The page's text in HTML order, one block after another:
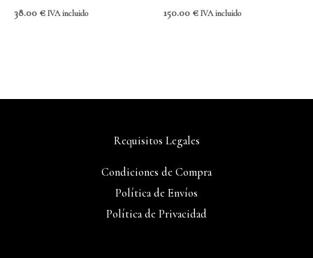
38.00 € IVA incluido 150.00 € IVA incluido
Requisitos Legales
Condiciones de Compra
Política de Envíos
Política de Privacidad